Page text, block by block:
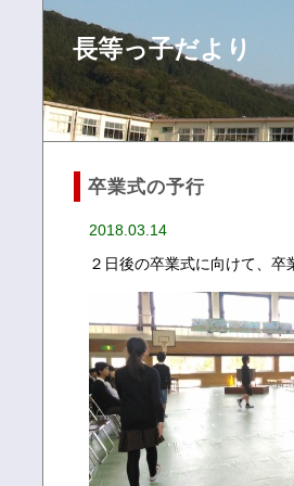
長等っ子だより
卒業式の予行
2018.03.14
２日後の卒業式に向けて、